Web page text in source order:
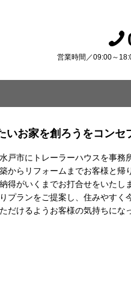
営業時間／09:00～
いお家を創ろうをコンセ
戸市にトレーラーハウスを事務
からリフォームまでお客様と帰
得がいくまでお打合せをいたし
プランをご提案し、住みやすく
だけるようお客様の気持ちにな